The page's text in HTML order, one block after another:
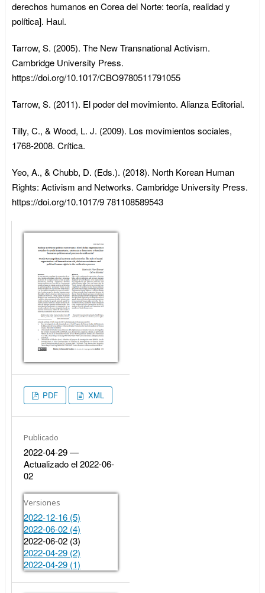
derechos humanos en Corea del Norte: teoría, realidad y
política]. Haul.
Tarrow, S. (2005). The New Transnational Activism.
Cambridge University Press.
https://doi.org/10.1017/CBO9780511791055
Tarrow, S. (2011). El poder del movimiento. Alianza Editorial.
Tilly, C., & Wood, L. J. (2009). Los movimientos sociales,
1768-2008. Crítica.
Yeo, A., & Chubb, D. (Eds.). (2018). North Korean Human
Rights: Activism and Networks. Cambridge University Press.
https://doi.org/10.1017/9 781108589543
PDF XML
Publicado
2022-04-29 —
Actualizado el 2022-06-
02
Versiones
2022-12-16 (5)
2022-06-02 (4)
2022-06-02 (3)
2022-04-29 (2)
2022-04-29 (1)